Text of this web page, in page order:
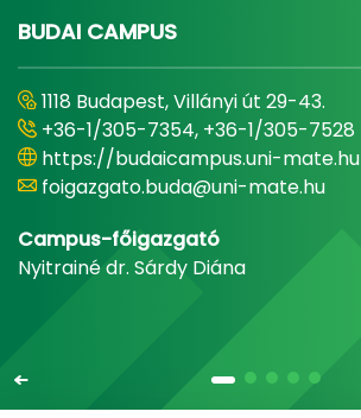
BUDAI CAMPUS
1118 Budapest, Villányi út 29-43.
+36-1/305-7354, +36-1/305-7528
https://budaicampus.uni-mate.hu
foigazgato.buda@uni-mate.hu
Campus-főigazgató
Nyitrainé dr. Sárdy Diána